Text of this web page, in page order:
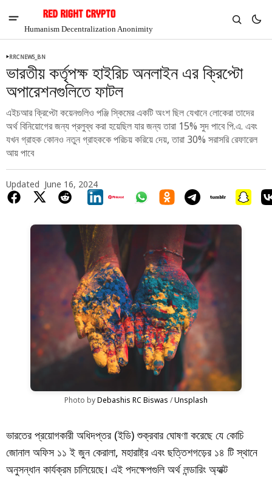
Humanism Decentralization Anonimity
RRCNEWS_BN
ভারতীয় কর্তৃপক্ষ হাইরিচ অনলাইন এর ক্রিপ্টো
অপারেশনগুলিতে ফাটল
এইচআর ক্রিপ্টো কয়েনগুলিও পঞ্জি স্কিমের একটি অংশ ছিল যেখানে লোকেরা তাদের
অর্থ বিনিয়োগের জন্য প্রলুব্ধ করা হয়েছিল যার জন্য তারা 15% সুদ পাবে পি.এ. এবং
যখন গ্রাহক কোনও নতুন গ্রাহককে পরিচয় করিয়ে দেয়, তারা 30% সরাসরি রেফারেল
আয় পাবে
Updated June 16, 2024
Photo by Debashis RC Biswas / Unsplash
ভারতের প্রয়োগকারী অধিদপ্তর (ইডি) শুক্রবার ঘোষণা করেছে যে কোচি
জোনাল অফিস ১১ ই জুন কেরালা, মহারাষ্ট্র এবং ছত্তিশগড়ের ১৪ টি স্থানে
অনুসন্ধান কার্যক্রম চালিয়েছে। এই পদক্ষেপগুলি অর্থ লন্ডারিং অ্যাক্ট